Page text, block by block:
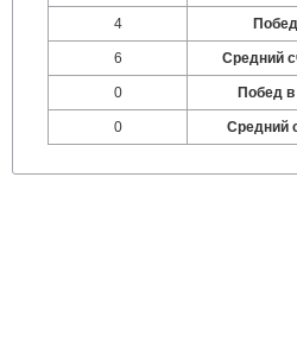
4
6 Средний
0 Побед в
0 Средний